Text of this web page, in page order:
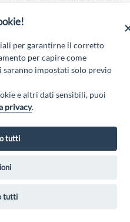
- 67051 Avezzano (AQ) - P.Iva
per garantirne il corretto
per capire come
saranno impostati solo previo
e altri dati sensibili, puoi
privacy.
tutti
tutti